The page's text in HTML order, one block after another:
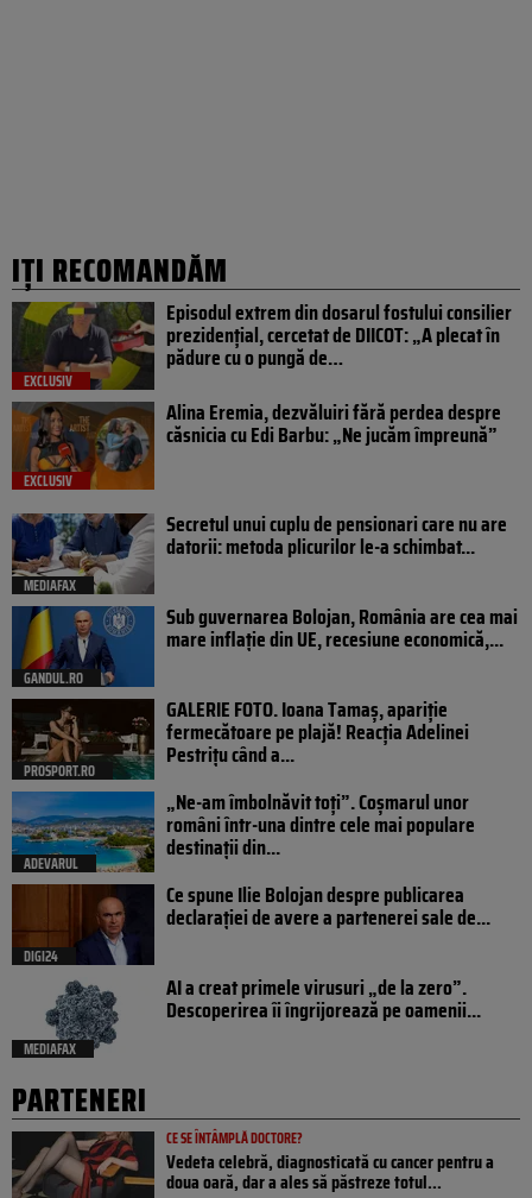
IȚI RECOMANDĂM
EXCLUSIV
Episodul extrem din dosarul fostului consilier
prezidențial, cercetat de DIICOT: „A plecat în
pădure cu o pungă de…
EXCLUSIV
Alina Eremia, dezvăluiri fără perdea despre
căsnicia cu Edi Barbu: „Ne jucăm împreună”
MEDIAFAX
Secretul unui cuplu de pensionari care nu are
datorii: metoda plicurilor le-a schimbat...
GANDUL.RO
Sub guvernarea Bolojan, România are cea mai
mare inflație din UE, recesiune economică,...
PROSPORT.RO
GALERIE FOTO. Ioana Tamaş, apariție
fermecătoare pe plajă! Reacția Adelinei
Pestrițu când a...
ADEVARUL
„Ne-am îmbolnăvit toți”. Coșmarul unor
români într-una dintre cele mai populare
destinații din...
DIGI24
Ce spune Ilie Bolojan despre publicarea
declarației de avere a partenerei sale de...
MEDIAFAX
AI a creat primele virusuri „de la zero”.
Descoperirea îi îngrijorează pe oamenii...
PARTENERI
CE SE ÎNTÂMPLĂ DOCTORE?
Vedeta celebră, diagnosticată cu cancer pentru a
doua oară, dar a ales să păstreze totul...